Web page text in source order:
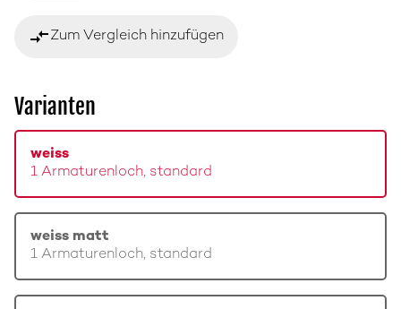
compare_arrowsZum Vergleich hinzufügen
Varianten
weiss
1 Armaturenloch, standard
weiss matt
1 Armaturenloch, standard